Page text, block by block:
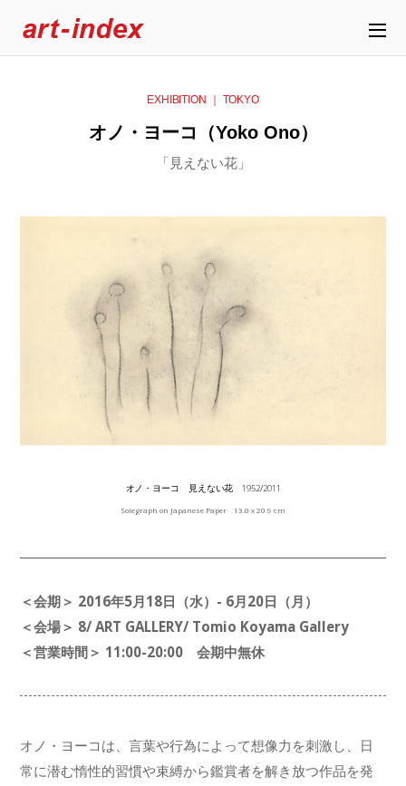
EXHIBITION ｜ TOKYO
オノ・ヨーコ（Yoko Ono）
「見えない花」
オノ・ヨーコ 見えない花 1952/2011
Solegraph on Japanese Paper 13.0 x 20.9 cm
＜会期＞ 2016年5月18日（水）- 6月20日（月）
＜会場＞ 8/ ART GALLERY/ Tomio Koyama Gallery
＜営業時間＞ 11:00-20:00 会期中無休
オノ・ヨーコは、言葉や行為によって想像力を刺激し、日
常に潜む惰性的習慣や束縛から鑑賞者を解き放つ作品を発